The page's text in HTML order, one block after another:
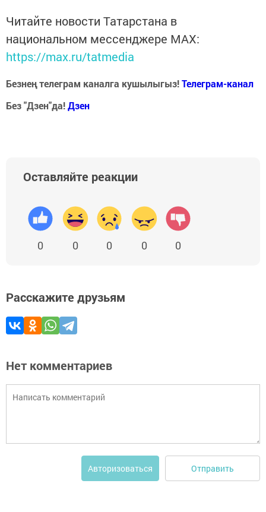
Читайте новости Татарстана в
национальном мессенджере MАХ:
https://max.ru/tatmedia
Безнең телеграм каналга кушылыгыз!Телеграм-канал
Без "Дзен"да!Дзен
Оставляйте реакции
0 0 0 0 0
Расскажите друзьям
Нет комментариев
Авторизоваться Отправить